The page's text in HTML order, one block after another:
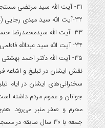
31- آیت الله سید مرتضی مستجابی (نقل روایت)
32-آیت الله سید مهدی رجایی (نقل روایت)
33- آیت الله سیدمحمدرضا حسینی جلالی (نقل روایت)
34- آیت الله سید عبدالله فاطمی‌نیا (نقل روایت)
35- آیت الله دکتر احمد بهشتی (نقل روایت)
نقش ایشان در تبلیغ و اشاعه
سخنرانی‌های ایشان در ایام
محرم و صفر منبر می‌رود.
جمعه با 30 سال سابقه در مسجد رکن‌الملک مشتاقانی دارد.